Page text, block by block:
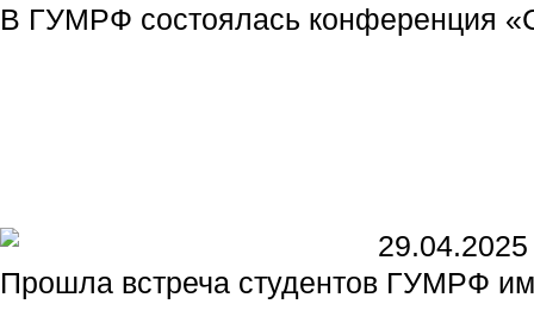
В ГУМРФ состоялась конференция
29.04.2025
Прошла встреча студентов ГУМРФ